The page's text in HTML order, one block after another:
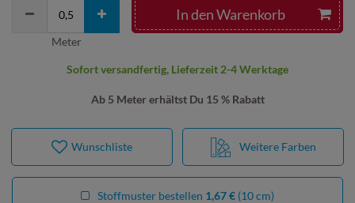
Ab 5 Meter erhältst Du 15 % Rabatt
In den Warenkorb
Meter
Sofort versandfertig, Lieferzeit 2-4 Werktage
Weitere Farben
Wunschliste
Stoffmuster bestellen 1,67 € (10 cm)